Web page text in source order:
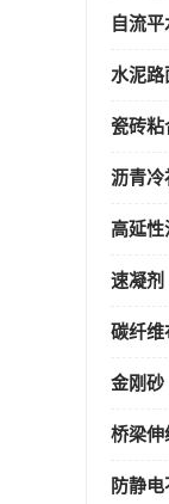
自流
水泥路
瓷砖粘
沥青冷
高延性
速凝剂
碳纤维
金刚砂
桥梁伸
防静